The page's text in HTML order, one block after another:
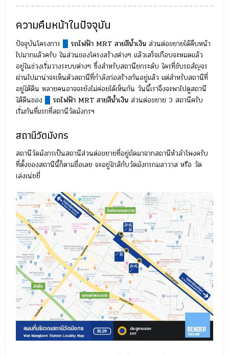
ความคืบหน้าในปัจจุบัน
ปัจจุบันโครงการ รถไฟฟ้า MRT สายสีน้ำเงินส่วนต่อขยายได้คืบหน้า
ไปมากแล้วครับ ในส่วนของโครงสร้างต่างๆ แล้วเสร็จเกือบจะหมดแล้ว
อยู่ในช่วงเริ่มวางระบบต่างๆ ซึ่งสำหรับสถานียกระดับ ใครที่ขับรถสัญจร
ผ่านไปมาน่าจะเห็นตัวสถานีที่กำลังก่อสร้างกันอยู่แล้ว แต่สำหรับสถานีที่
อยู่ใต้ดิน หลายคนอาจจะยังไม่ค่อยได้เห็นกัน วันนี้เราจึงจะพาไปดูสถานี
ใต้ดินของ
รถไฟฟ้า MRT สายสีน้ำเงินส่วนต่อขยาย 3 สถานีครับ
เริ่มกันที่แรกที่สถานีวัดมังกรฯ
สถานีวัดมังกร
สถานีวัดมังกรเป็นสถานีส่วนต่อขยายที่อยู่ถัดมาจากสถานีหัวลำโพงครับ
ที่ตั้งของสถานีนี้ก็ตามชื่อเลย จะอยู่ใกล้กับวัดมังกรกมลาวาส หรือ วัด
เล่งเน่ยยี่